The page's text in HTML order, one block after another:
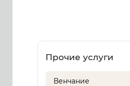
Прочие услуги
Венчание